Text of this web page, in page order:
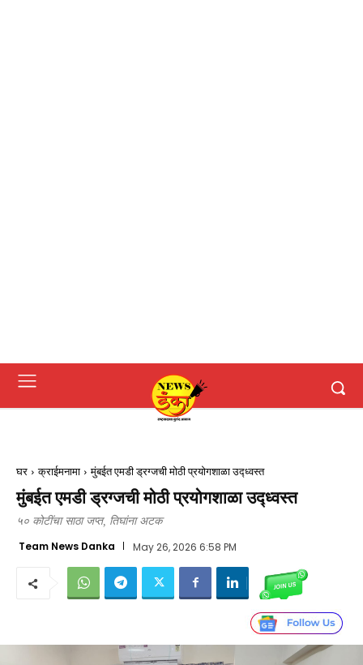
घर क्राईमनामा मुंबईत एमडी ड्रग्जची मोठी प्रयोगशाळा उद्ध्वस्त
मुंबईत एमडी ड्रग्जची मोठी प्रयोगशाळा उद्ध्वस्त
५० कोटींचा साठा जप्त, तिघांना अटक
Team News Danka May 26, 2026 6:58 PM